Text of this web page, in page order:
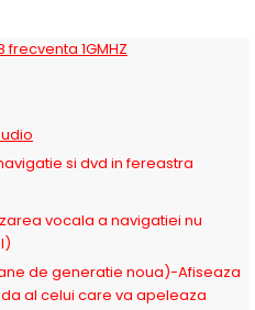
1GMHZ
si dvd in fereastra
vocala a navigatiei nu
de generatie noua)-Afiseaza
al celui care va apeleaza